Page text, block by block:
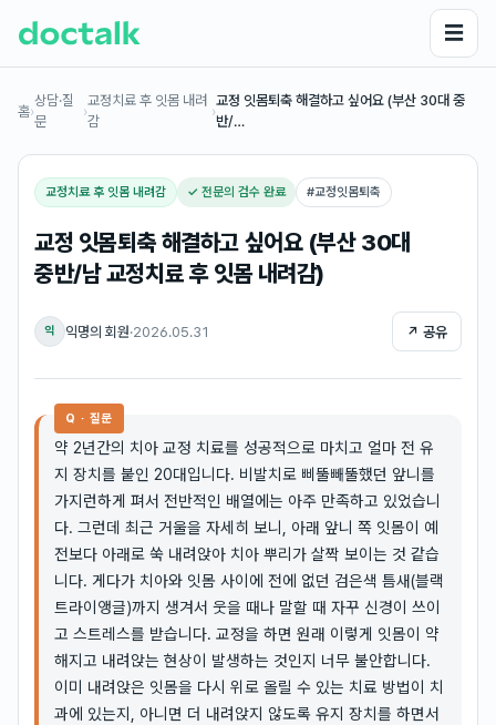
☰
홈›
상담·질
문
›
교정치료 후 잇몸 내려
감
›
교정 잇몸퇴축 해결하고 싶어요 (부산 30대 중
반/…
교정치료 후 잇몸 내려감 ✓ 전문의 검수 완료 #교정잇몸퇴축
교정 잇몸퇴축 해결하고 싶어요 (부산 30대
중반/남 교정치료 후 잇몸 내려감)
익 익명의 회원·2026.05.31 ↗ 공유
Q · 질문
약 2년간의 치아 교정 치료를 성공적으로 마치고 얼마 전 유
지 장치를 붙인 20대입니다. 비발치로 삐뚤빼뚤했던 앞니를
가지런하게 펴서 전반적인 배열에는 아주 만족하고 있었습니
다. 그런데 최근 거울을 자세히 보니, 아래 앞니 쪽 잇몸이 예
전보다 아래로 쑥 내려앉아 치아 뿌리가 살짝 보이는 것 같습
니다. 게다가 치아와 잇몸 사이에 전에 없던 검은색 틈새(블랙
트라이앵글)까지 생겨서 웃을 때나 말할 때 자꾸 신경이 쓰이
고 스트레스를 받습니다. 교정을 하면 원래 이렇게 잇몸이 약
해지고 내려앉는 현상이 발생하는 것인지 너무 불안합니다.
이미 내려앉은 잇몸을 다시 위로 올릴 수 있는 치료 방법이 치
과에 있는지, 아니면 더 내려앉지 않도록 유지 장치를 하면서